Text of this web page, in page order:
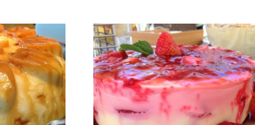
CUAJADA